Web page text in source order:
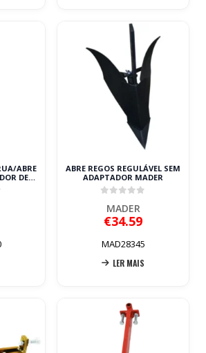
ABRE
DE
ABRE REGOS REGULÁVEL SEM
ADAPTADOR MADER
MADER
€34.59
MAD28345
LER MAIS